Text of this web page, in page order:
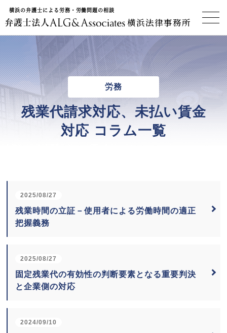
横浜の弁護士による労務・労働問題の相談
横浜法律事務所
労務
残業代請求対応、未払い賃金
対応 コラム一覧
2025/08/27
残業時間の立証－使用者による労働時間の適正
把握義務
2025/08/27
固定残業代の有効性の判断要素となる重要判決
と企業側の対応
2024/09/10